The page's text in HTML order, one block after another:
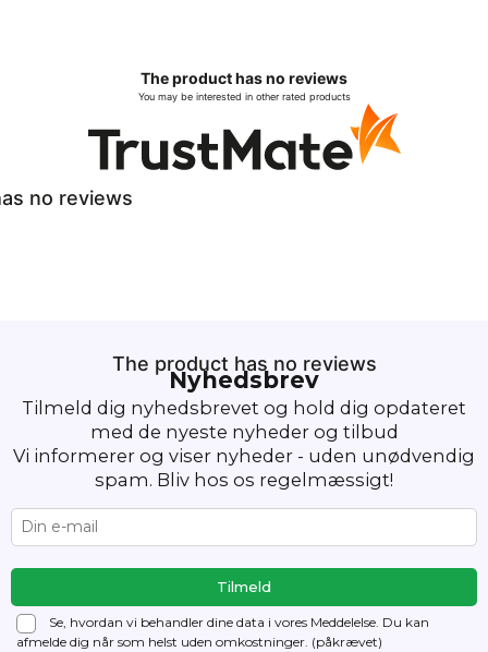
The product has no reviews
You may be interested in other rated products
no reviews
The product has no reviews
Nyhedsbrev
Tilmeld dig nyhedsbrevet og hold dig opdateret
med de nyeste nyheder og tilbud
Vi informerer og viser nyheder - uden unødvendig
spam. Bliv hos os regelmæssigt!
Se, hvordan vi behandler dine data i vores Meddelelse. Du kan
afmelde dig når som helst uden omkostninger. (påkrævet)